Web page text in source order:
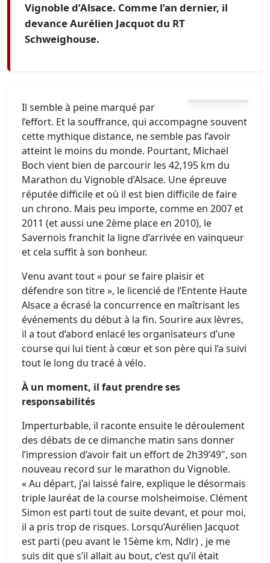
Vignoble d’Alsace. Comme l’an dernier, il
devance Aurélien Jacquot du RT
Schweighouse.
Il semble à peine marqué par
l’effort. Et la souffrance, qui accompagne souvent
cette mythique distance, ne semble pas l’avoir
atteint le moins du monde. Pourtant, Michaël
Boch vient bien de parcourir les 42,195 km du
Marathon du Vignoble d’Alsace. Une épreuve
réputée difficile et où il est bien difficile de faire
un chrono. Mais peu importe, comme en 2007 et
2011 (et aussi une 2ème place en 2010), le
Savernois franchit la ligne d’arrivée en vainqueur
et cela suffit à son bonheur.
Venu avant tout « pour se faire plaisir et
défendre son titre », le licencié de l’Entente Haute
Alsace a écrasé la concurrence en maîtrisant les
événements du début à la fin. Sourire aux lèvres,
il a tout d’abord enlacé les organisateurs d’une
course qui lui tient à cœur et son père qui l’a suivi
tout le long du tracé à vélo.
À un moment, il faut prendre ses
responsabilités
Imperturbable, il raconte ensuite le déroulement
des débats de ce dimanche matin sans donner
l’impression d’avoir fait un effort de 2h39’49", son
nouveau record sur le marathon du Vignoble.
« Au départ, j’ai laissé faire, explique le désormais
triple lauréat de la course molsheimoise. Clément
Simon est parti tout de suite devant, et pour moi,
il a pris trop de risques. Lorsqu’Aurélien Jacquot
est parti (peu avant le 15ème km, Ndlr) , je me
suis dit que s’il allait au bout, c’est qu’il était